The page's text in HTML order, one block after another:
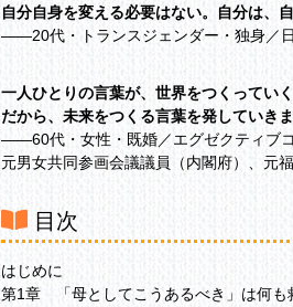
自分自身を変える必要はない。自分は、
――20代・トランスジェンダー・独身／
一人ひとりの言葉が、世界をつくっていく
だから、未来をつくる言葉を発していきま
――60代・女性・既婚／エグゼクティブコ
元男女共同参画会議議員（内閣府）、元
目次
はじめに
第1章 「母としてこうあるべき」は何